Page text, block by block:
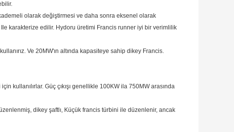
olarak değiştirmesi ve daha sonra eksenel olarak
karakterize edilir. Hydoru üretimi Francis runner iyi bir verimlilik
Ve 20MW'ın altında kapasiteye sahip dikey Francis.
kullanılırlar. Güç çıkışı genellikle 100KW ila 750MW arasında
dikey şaftlı, Küçük francis türbini ile düzenlenir, ancak